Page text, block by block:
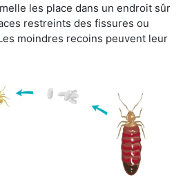
les place dans un endroit sûr
restreints des fissures ou
moindres recoins peuvent leur